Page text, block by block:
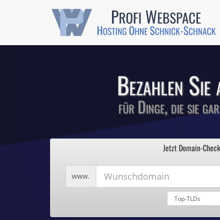
Günstige
Comodo-
Bezahlen
für Dinge, die sie
Profi
Hosting ohne
Domains für
2
3
5
Jetzt Domain-
Wunschdomain
www.